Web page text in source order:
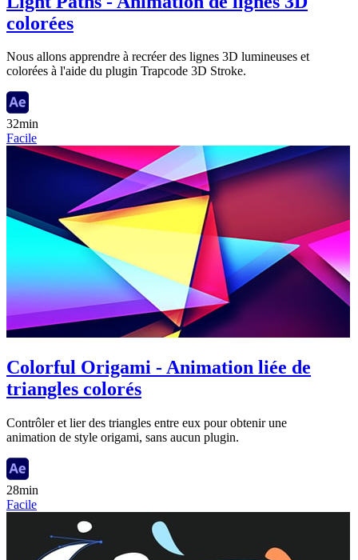
colorées
Nous allons apprendre à recréer des lignes 3D lumineuses et
colorées à l'aide du plugin Trapcode 3D Stroke.
32min
Facile
Colorful Origami - Animation liée de
triangles colorés
Contrôler et lier des triangles entre eux pour obtenir une
animation de style origami, sans aucun plugin.
28min
Facile